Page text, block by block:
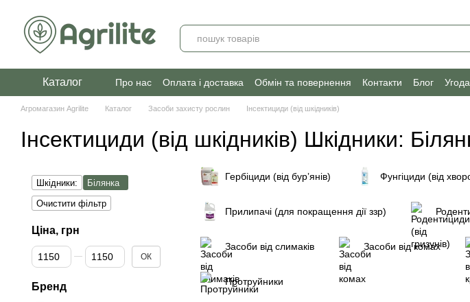
Каталог Про нас Оплата і доставка Обмін та повернення Контакти Блог
Агромагазин Agrilite Каталог Засоби захисту рослин Інсектициди (від шкідників)
Інсектициди (від шкідників) Шкідники:
Гербіциди (від бурʼянів) Фунгіциди (від
Прилипачі (для покращення дії ззр)
Засоби від слимаків Засоби від комах
Протруйники
Шкідники:
Білянка
Очистити фільтр
Ціна, грн
Від Ціна, грн
До Ціна, грн ОК
Бренд